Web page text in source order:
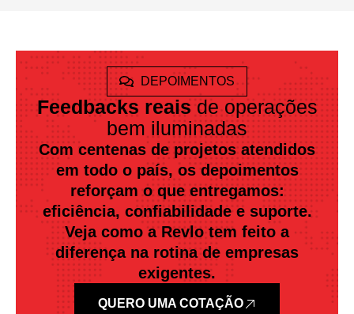
DEPOIMENTOS
Feedbacks reaisde operações
bem iluminadas
Com centenas de projetos atendidos
em todo o país, os depoimentos
reforçam o que entregamos:
eficiência, confiabilidade e suporte.
Veja como a Revlo tem feito a
diferença na rotina de empresas
exigentes.
QUERO UMA COTAÇÃO